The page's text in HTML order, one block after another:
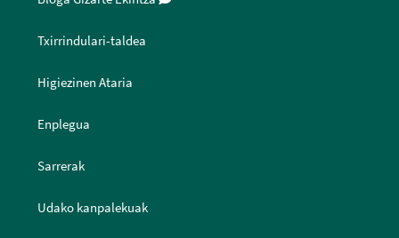
Txirrindulari-taldea
Higiezinen Ataria
Enplegua
Sarrerak
Udako kanpalekuak